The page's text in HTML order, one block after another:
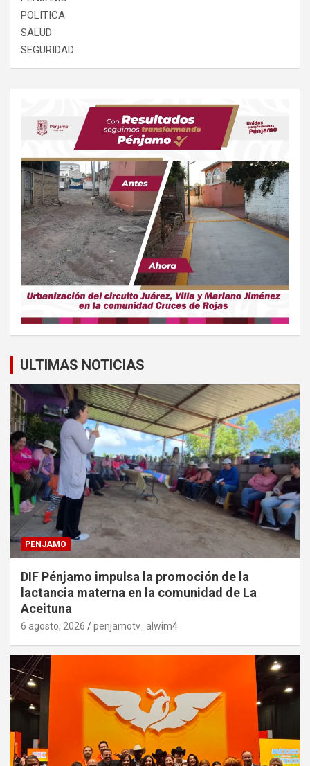
POLITICA
SALUD
SEGURIDAD
ULTIMAS NOTICIAS
PENJAMO
DIF Pénjamo impulsa la promoción de la
lactancia materna en la comunidad de La
Aceituna
6 agosto, 2026 penjamotv_alwim4